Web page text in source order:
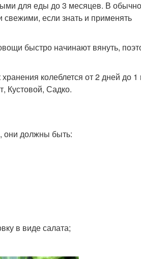
для еды до 3 месяцев. В
если знать и применять
быстро начинают вянуть,
колеблется от 2 дней до
Кустовой, Садко.
они должны быть:
в виде салата;